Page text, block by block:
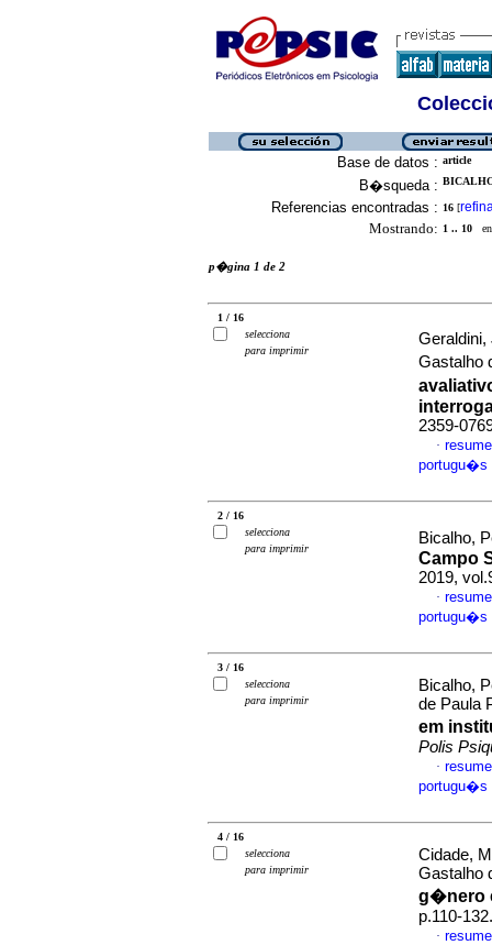
Base de datos : article
B�squeda :
Referencias encontradas : 16 [
Mostrando: 1 .. 10 en
p�gina 1 de 2
1 / 16
selecciona
para imprimir
Gastalho
2359-
·
portugu�s
2 / 16
selecciona
para imprimir
Bicalho,
Campo
2019,
·
portugu�s
3 / 16
selecciona
para imprimir
Bicalho,
de Paula
em
Polis
·
portugu�s
4 / 16
selecciona
para imprimir
Cidade,
Gastalho
g�nero
p.110-
·